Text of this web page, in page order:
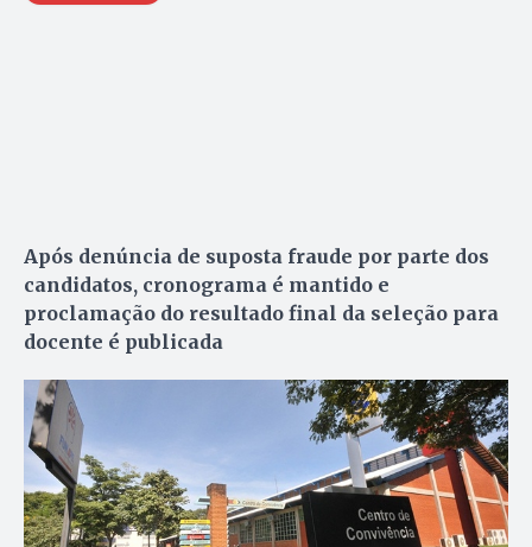
Após denúncia de suposta fraude por parte dos
candidatos, cronograma é mantido e
proclamação do resultado final da seleção para
docente é publicada